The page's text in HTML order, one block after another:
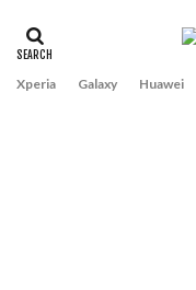
Xperia Galaxy Huawei